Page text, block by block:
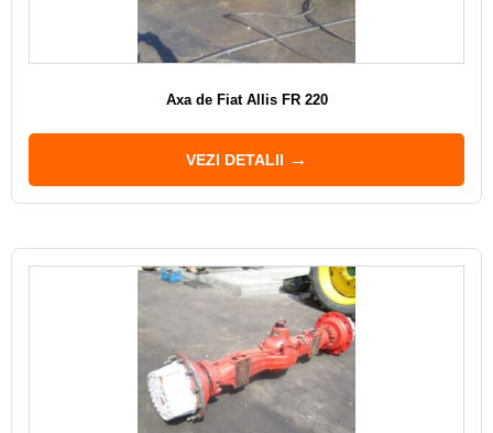
Axa de Fiat Allis FR 220
VEZI DETALII